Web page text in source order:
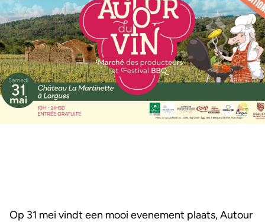
Op 31 mei vindt een mooi evenement plaats, Autour